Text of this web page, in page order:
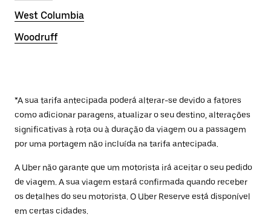
West Columbia
Woodruff
*A sua tarifa antecipada poderá alterar-se devido a fatores
como adicionar paragens, atualizar o seu destino, alterações
significativas à rota ou à duração da viagem ou a passagem
por uma portagem não incluída na tarifa antecipada.
A Uber não garante que um motorista irá aceitar o seu pedido
de viagem. A sua viagem estará confirmada quando receber
os detalhes do seu motorista. O Uber Reserve está disponível
em certas cidades.